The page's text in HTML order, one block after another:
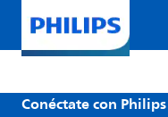
Conéctate con Philips